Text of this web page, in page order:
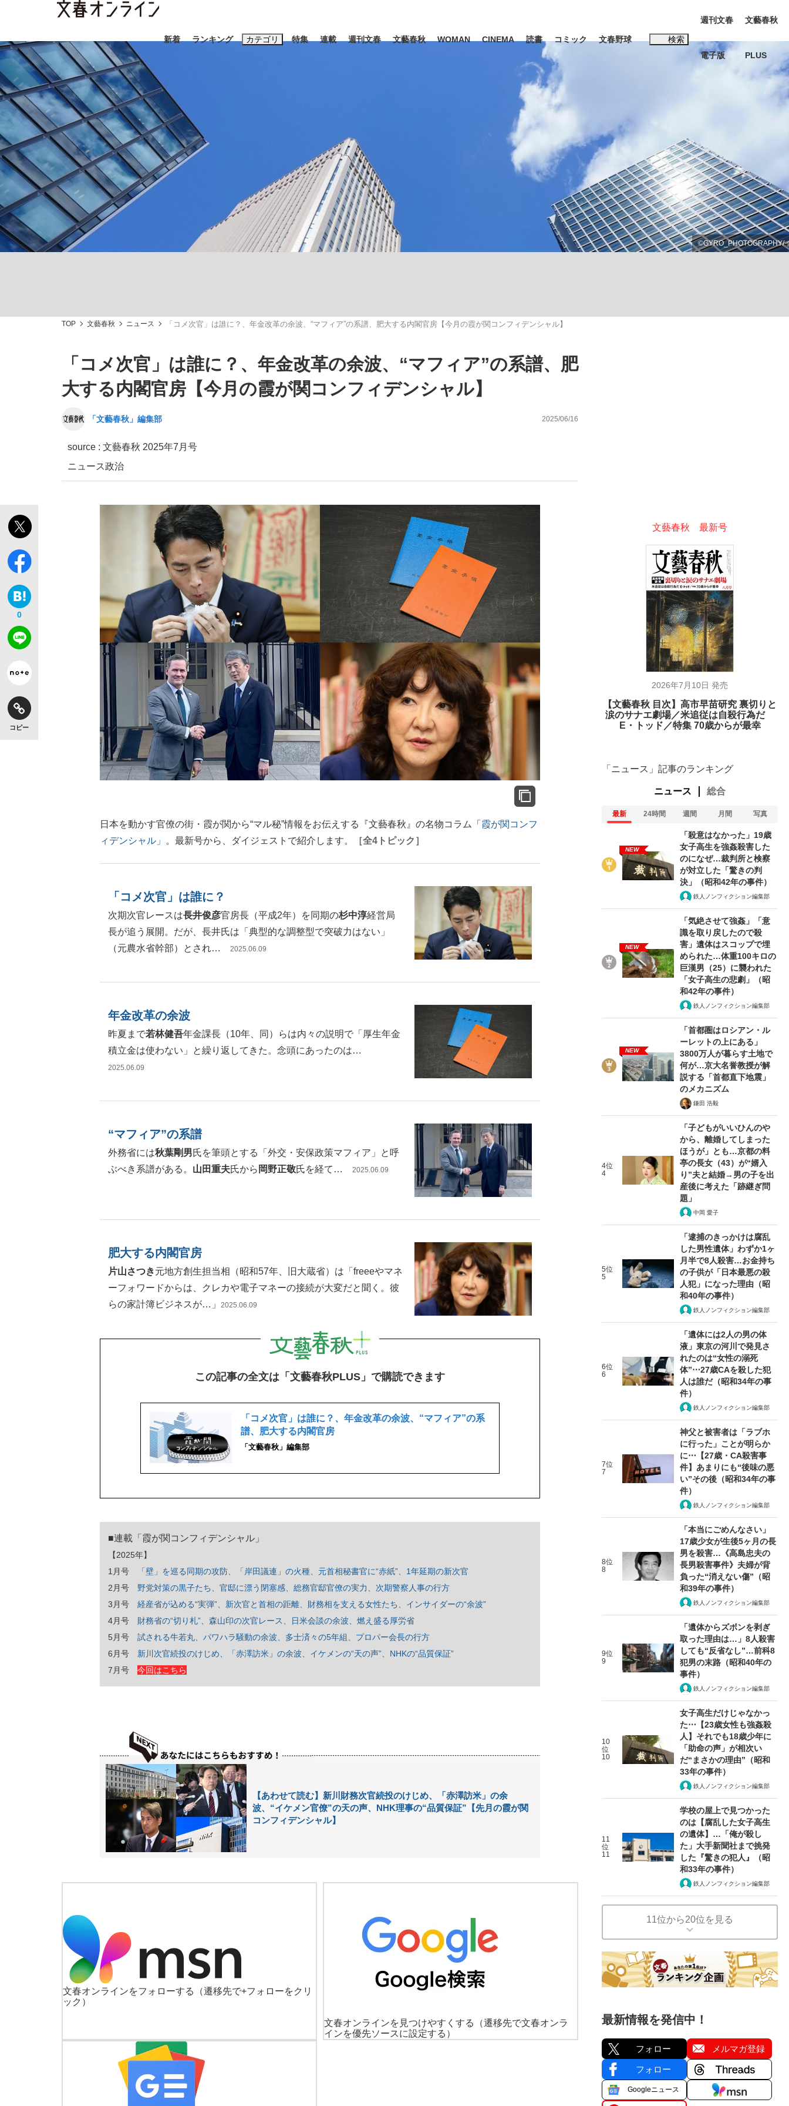
新着 ランキング カテゴリ
インタビュー
「90%は失敗する。でも…」本田圭佑が初めて明かした日本代表監督に... 「最悪の空気のまま解散」WBC日本代表“敗戦”の真実 選手が明かす...
「敗因分析は一切聞かれなかった」侍ジャパン選手が証言した“NPB聞... 「クマが悪者扱いされているのが悲しい」『北の国から』倉本聰氏（91...
「目標達成できなかったからと言って…」サッカー日本代表・森保一監督...
もっと見る
特集
終戦から81年
観る将棋、読む将棋
キングの誕生を、目撃せよ。
the Style
連載 週刊文春 文藝春秋 WOMAN CINEMA 読書 コミック 文春野球 検索
#藤田晋 #高市早苗 #後藤真希 #内田有紀
#松田聖子
#亀和田武
週刊文春
電子版
文藝春秋
PLUS
TOP 文藝春秋 ニュース 「コメ次官」は誰に？、年金改革の余波、“マフィア”の系譜、肥大する内閣官房【今月の霞が関コンフィデンシャル】
「コメ次官」は誰に？、年金改革の余波、“マフィア”の系譜、肥
大する内閣官房【今月の霞が関コンフィデンシャル】
「文藝春秋」編集部 2025/06/16
source : 文藝春秋 2025年7月号
ニュース政治
0
コピー
日本を動かす官僚の街・霞が関から“マル秘”情報をお伝えする『文藝春秋』の名物コラム「 霞が関コンフ
ィデンシャル」
。最新号から、ダイジェストで紹介します。 ［全4トピック］
「コメ次官」は誰に？
次期次官レースは長井俊彦官房長（平成2年）を同期の杉中淳経営局
長が追う展開。だが、長井氏は「典型的な調整型で突破力はない」
（元農水省幹部）とされ…
2025.06.09
年金改革の余波
昨夏まで若林健吾年金課長（10年、同）らは内々の説明で「厚生年金
積立金は使わない」と繰り返してきた。念頭にあったのは…
2025.06 .09
“マフィア”の系譜
外務省には秋葉剛男氏を筆頭とする「外交・安保政策マフィア」と呼
ぶべき系譜がある。 山田重夫氏から 岡野正敬氏を経て… 2025.06 .09
肥大する内閣官房
片山さつき元地方創生担当相（昭和57年、旧大蔵省）は「freeeやマネ
ーフォワードからは、クレカや電子マネーの接続が大変だと聞く。彼
らの家計簿ビジネスが…」
2025.06 .09
この記事の全文は「文藝春秋PLUS」で購読できます
「コメ次官」は誰に？、年金改革の余波、“マフィア”の系
譜、肥大する内閣官房
「文藝春秋」編集部
■連載「霞が関コンフィデンシャル」
【2025年】
1月号
「壁」を巡る同期の攻防、「岸田議連」の火種、元首相秘書官に“赤紙”、1年延期の新次官
2月号 野党対策の黒子たち、官邸に漂う閉塞感、総務官邸官僚の実力、次期警察人事の行方
3月号 経産省が込める“実弾”、新次官と首相の距離、財務相を支える女性たち、インサイダーの“余波”
4月号 財務省の“切り札”、森山印の次官レース、日米会談の余波、燃え盛る厚労省
5月号 試される牛若丸、パワハラ騒動の余波、多士済々の5年組、プロパー会長の行方
6月号 新川次官続投のけじめ、「赤澤訪米」の余波、イケメンの“天の声”、NHKの“品質保証”
7月号 今回はこちら
【あわせて読む】新川財務次官続投のけじめ、「赤澤訪米」の余
波、“イケメン官僚”の天の声、NHK理事の“品質保証”【先月の霞が関
コンフィデンシャル】
文春オンラインをフォローする
（遷移先で+フォローをクリ
ック）
文春オンラインを見つけやすくする
（遷移先で文春オンラ
インを優先ソースに設定する）
文藝春秋 最新号
2026年7月10日 発売
【文藝春秋 目次】高市早苗研究 裏切りと
涙のサナエ劇場／米追従は自殺行為だ
E・トッド／特集 70歳からが最幸
「ニュース」記事のランキング
ニュース 総合
最新 24時間 週間 月間 写真
NEW
「殺意はなかった」19歳
女子高生を強姦殺害した
のになぜ…裁判所と検察
が対立した「驚きの判
決」（昭和42年の事件）
鉄人ノンフィクション編集部
NEW
「気絶させて強姦」「意
識を取り戻したので殺
害」遺体はスコップで埋
められた…体重100キロの
巨漢男（25）に襲われた
「女子高生の悲劇」（昭
和42年の事件）
鉄人ノンフィクション編集部
NEW
「首都圏はロシアン・ル
ーレットの上にある」
3800万人が暮らす土地で
何が…京大名誉教授が解
説する「首都直下地震」
のメカニズム
鎌田 浩毅
4位
4
「子どもがいいひんのや
から、離婚してしまった
ほうが」とも…京都の料
亭の長女（43）が“婿入
り”夫と結婚→男の子を出
産後に考えた「跡継ぎ問
題」
中岡 愛子
5位
5
「逮捕のきっかけは腐乱
した男性遺体」わずか1ヶ
月半で8人殺害…お金持ち
の子供が「日本最悪の殺
人犯」になった理由（昭
和40年の事件）
鉄人ノンフィクション編集部
6位
6
「遺体には2人の男の体
液」東京の河川で発見さ
れたのは“女性の溺死
体”⋯27歳CAを殺した犯
人は誰だ（昭和34年の事
件）
鉄人ノンフィクション編集部
7位
7
神父と被害者は「ラブホ
に行った」ことが明らか
に⋯【27歳・CA殺害事
件】あまりにも“後味の悪
い”その後（昭和34年の事
件）
鉄人ノンフィクション編集部
8位
8
「本当にごめんなさい」
17歳少女が生後5ヶ月の長
男を殺害…《高島忠夫の
長男殺害事件》夫婦が背
負った“消えない傷”（昭
和39年の事件）
鉄人ノンフィクション編集部
9位
9
「遺体からズボンを剥ぎ
取った理由は…」8人殺害
しても“反省なし”…前科8
犯男の末路（昭和40年の
事件）
鉄人ノンフィクション編集部
10
位
10
女子高生だけじゃなかっ
た⋯【23歳女性も強姦殺
人】それでも18歳少年に
「助命の声」が相次い
だ“まさかの理由”（昭和
33年の事件）
鉄人ノンフィクション編集部
11
位
11
学校の屋上で見つかった
のは【腐乱した女子高生
の遺体】…「俺が殺し
た」大手新聞社まで挑発
した『驚きの犯人』（昭
和33年の事件）
鉄人ノンフィクション編集部
11位から20位を見る
最新情報を発信中！
フォロー メルマガ登録
フォロー
Googleニュース